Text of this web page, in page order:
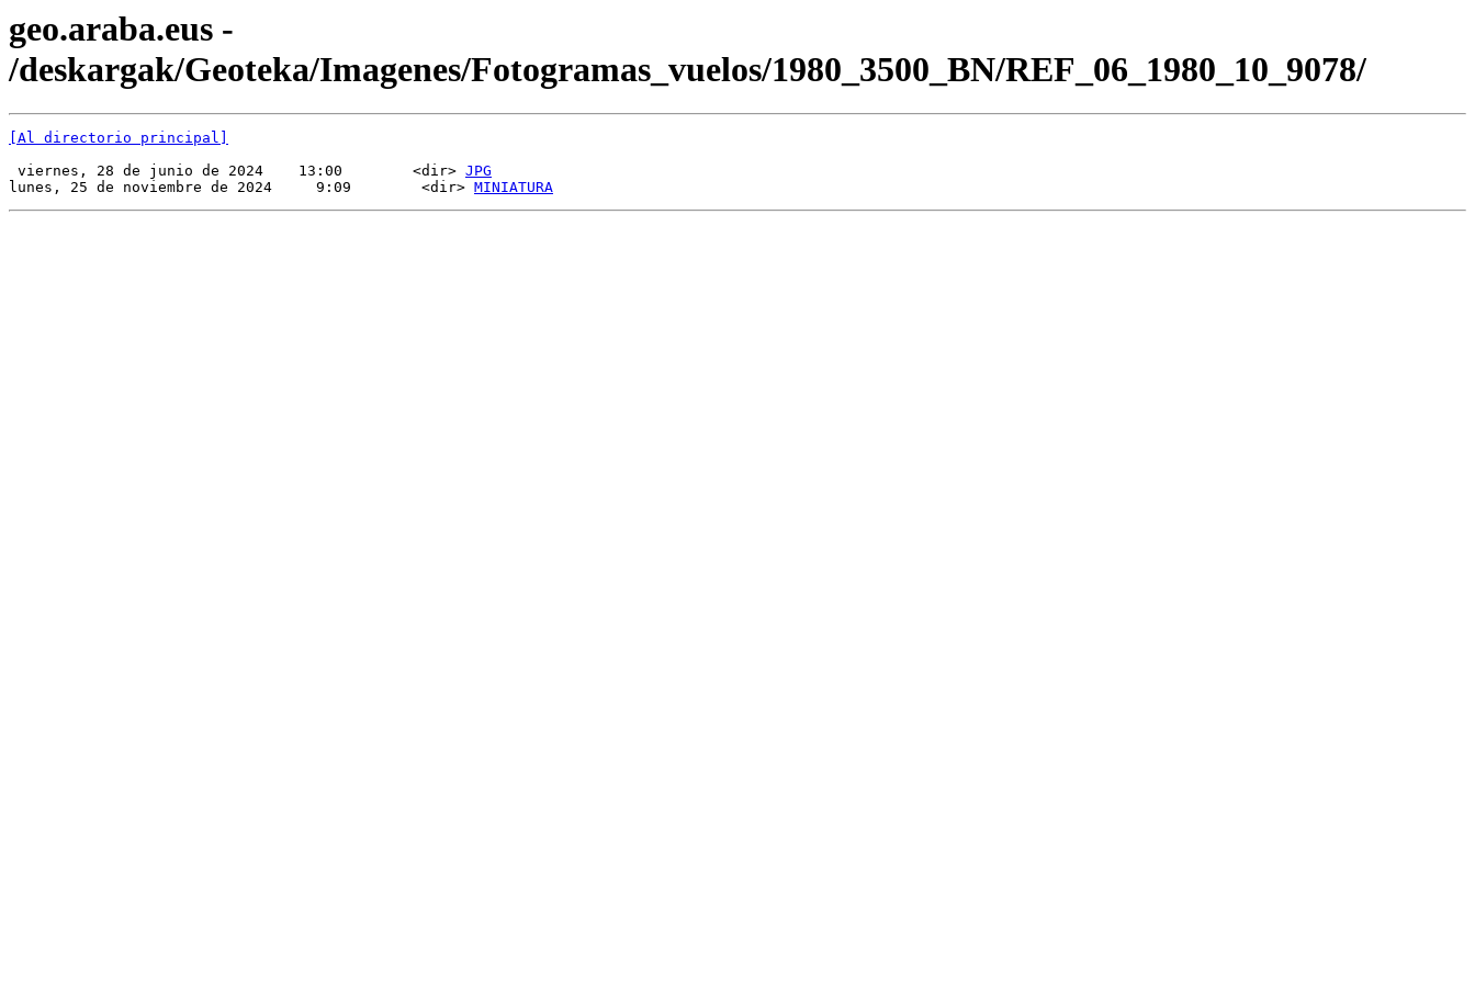
geo.araba.eus -
/deskargak/Geoteka/Imagenes/Fotogramas_vuelos/1980_3500_BN/REF_06_1980_10_9078/
[Al directorio principal]
viernes, 28 de junio de 2024    13:00        <dir> JPG
lunes, 25 de noviembre de 2024     9:09        <dir> MINIATURA